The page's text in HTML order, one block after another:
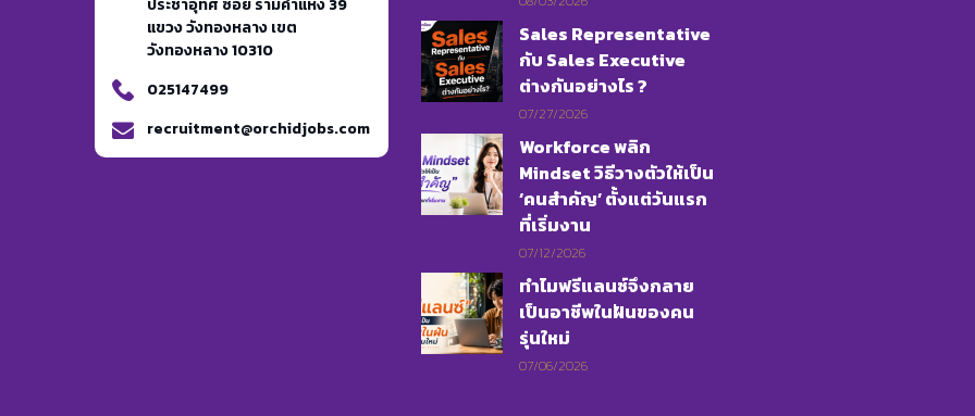
ประชาอุทิศ ซอย รามคำแหง 39
แขวง วังทองหลาง เขต
วังทองหลาง 10310
025147499
recruitment@orchidjobs.com
Sales Representative
กับ Sales Executive
ต่างกันอย่างไร ?
07/27/2026
Workforce พลิก
Mindset วิธีวางตัวให้เป็น
‘คนสำคัญ’ ตั้งแต่วันแรก
ที่เริ่มงาน
07/12/2026
ทำไมฟรีแลนซ์จึงกลาย
เป็นอาชีพในฝันของคน
รุ่นใหม่
07/06/2026